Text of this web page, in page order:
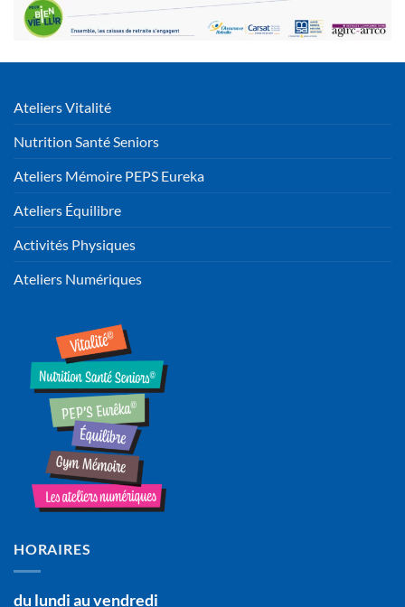
Ateliers Vitalité
Nutrition Santé Seniors
Ateliers Mémoire PEPS Eureka
Ateliers Équilibre
Activités Physiques
Ateliers Numériques
HORAIRES
du lundi au vendredi